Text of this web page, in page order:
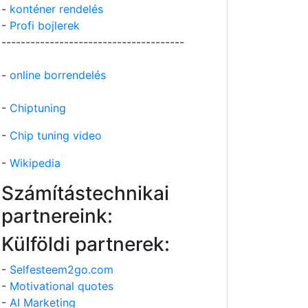
- konténer rendelés
- Profi bojlerek
--------------------------------------
- online borrendelés
- Chiptuning
- Chip tuning video
- Wikipedia
Számítástechnikai
partnereink:
Külföldi partnerek:
- Selfesteem2go.com
- Motivational quotes
- AI Marketing